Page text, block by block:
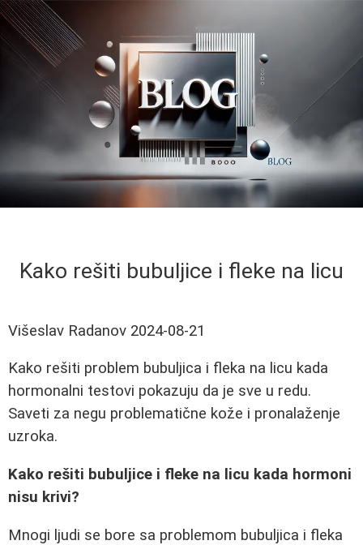
Kako rešiti bubuljice i fleke na licu
Višeslav Radanov 2024-08-21
Kako rešiti problem bubuljica i fleka na licu kada
hormonalni testovi pokazuju da je sve u redu.
Saveti za negu problematične kože i pronalaženje
uzroka.
Kako rešiti bubuljice i fleke na licu kada hormoni
nisu krivi?
Mnogi ljudi se bore sa problemom bubuljica i fleka